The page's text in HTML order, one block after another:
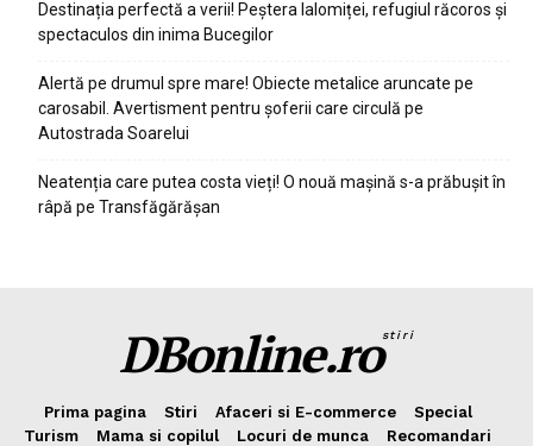
Destinația perfectă a verii! Peștera Ialomiței, refugiul răcoros și
spectaculos din inima Bucegilor
Alertă pe drumul spre mare! Obiecte metalice aruncate pe
carosabil. Avertisment pentru șoferii care circulă pe
Autostrada Soarelui
Neatenția care putea costa vieți! O nouă mașină s-a prăbușit în
râpă pe Transfăgărășan
DBonline.rostiri
Prima pagina Stiri Afaceri si E-commerce
Special
Turism
Mama si copilul Locuri de munca
Recomandari